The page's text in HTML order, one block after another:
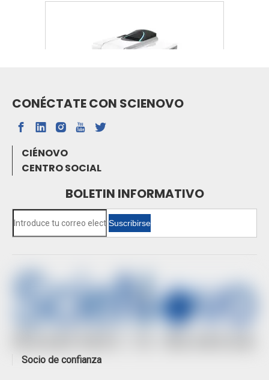
CONÉCTATE CON SCIENOVO
CIÉNOVO
CENTRO SOCIAL
BOLETIN INFORMATIVO
Suscribirse
Socio de confianza